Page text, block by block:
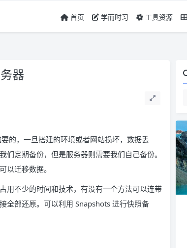
首页 学而时习 工具资源
器
的，一旦搭建的环境或者网站损坏，数据丢
定期备份，但是服务器则需要我们自己备份。
以迁移数据。
用不少的时间和技术，有没有一个方法可以连带
全部还原。可以利用 Snapshots 进行快照备